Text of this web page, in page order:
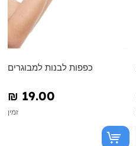
כפפות לבנות למבוגרים
₪‎ 19.00
זמין